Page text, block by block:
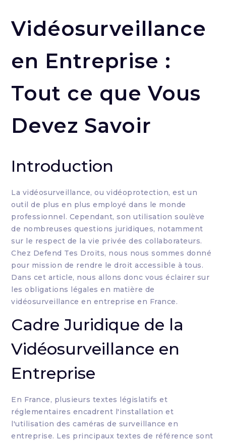
Vidéosurveillance
en Entreprise :
Tout ce que Vous
Devez Savoir
Introduction
La vidéosurveillance, ou vidéoprotection, est un
outil de plus en plus employé dans le monde
professionnel. Cependant, son utilisation soulève
de nombreuses questions juridiques, notamment
sur le respect de la vie privée des collaborateurs.
Chez Defend Tes Droits, nous nous sommes donné
pour mission de rendre le droit accessible à tous.
Dans cet article, nous allons donc vous éclairer sur
les obligations légales en matière de
vidéosurveillance en entreprise en France.
Cadre Juridique de la
Vidéosurveillance en
Entreprise
En France, plusieurs textes législatifs et
réglementaires encadrent l'installation et
l'utilisation des caméras de surveillance en
entreprise. Les principaux textes de référence sont